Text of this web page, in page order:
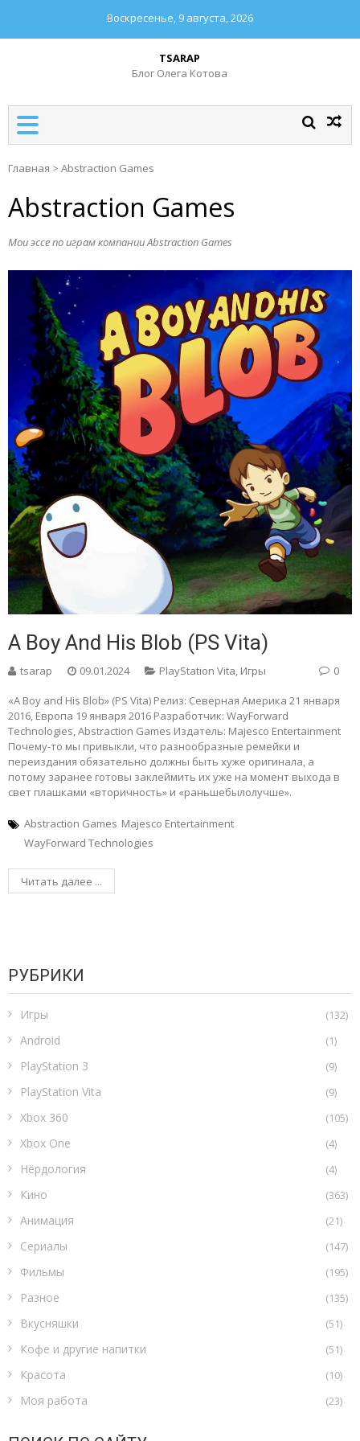
Воскресенье, 9 августа, 2026
TSARAP
Блог Олега Котова
Главная > Abstraction Games
Abstraction Games
Мои эссе по играм компании Abstraction Games
A Boy And His Blob (PS Vita)
tsarap 09.01.2024 PlayStation Vita, Игры 0
«A Boy and His Blob» (PS Vita) Релиз: Северная Америка 21 января
2016, Европа 19 января 2016 Разработчик: WayForward
Technologies, Abstraction Games Издатель: Majesco Entertainment
Почему-то мы привыкли, что разнообразные ремейки и
переиздания обязательно должны быть хуже оригинала, а
потому заранее готовы заклеймить их уже на момент выхода в
свет плашками «вторичность» и «раньшебылолучше».
Abstraction Games Majesco Entertainment
WayForward Technologies
Читать далее ...
РУБРИКИ
Игры (132)
Android (1)
PlayStation 3 (9)
PlayStation Vita (9)
Xbox 360 (105)
Xbox One (4)
Нёрдология (4)
Кино (363)
Анимация (21)
Сериалы (147)
Фильмы (195)
Разное (135)
Вкусняшки (51)
Кофе и другие напитки (51)
Красота (10)
Моя работа (23)